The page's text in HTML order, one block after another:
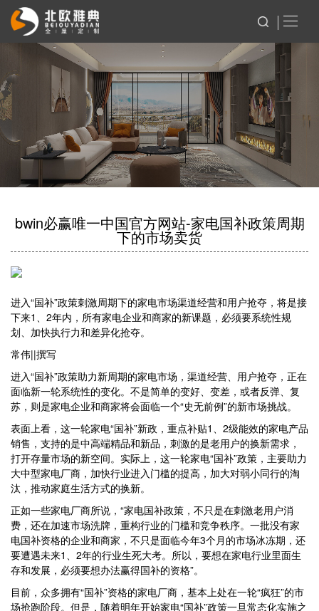
bwin必赢唯一中国官方网站-家电国补政策周期
下的市场卖货
进入“国补”政策刺激周期下的家电市场渠道经营和用户抢夺，将是接
下来1、2年内，所有家电企业和商家的新课题，必须要系统性规
划、加快执行力和差异化抢夺。
常伟||撰写
进入“国补”政策助力新周期的家电市场，渠道经营、用户抢夺，正在
面临新一轮系统性的变化。不是简单的变好、变差，或者反弹、复
苏，则是家电企业和商家将会面临一个“史无前例”的新市场挑战。
表面上看，这一轮家电“国补”新政，重点补贴1、2级能效的家电产品
销售，支持的是中高端精品和新品，刺激的是老用户的换新需求，
打开存量市场的新空间。实际上，这一轮家电“国补”政策，主要助力
大中型家电厂商，加快行业进入门槛的提高，加大对弱小同行的淘
汰，推动家庭生活方式的换新。
正如一些家电厂商所说，“家电国补政策，不只是在刺激老用户消
费，还在加速市场洗牌，重构行业的门槛和竞争秩序。一批没有家
电国补资格的企业和商家，不只是面临今年3个月的市场冰冻期，还
要遭遇未来1、2年的行业生死大考。所以，要想在家电行业里面生
存和发展，必须要想办法赢得国补的资格”。
目前，众多拥有“国补”资格的家电厂商，基本上处在一轮“疯狂”的市
场抢跑阶段。但是，随着明年开始家电“国补”政策一旦常态化实施之